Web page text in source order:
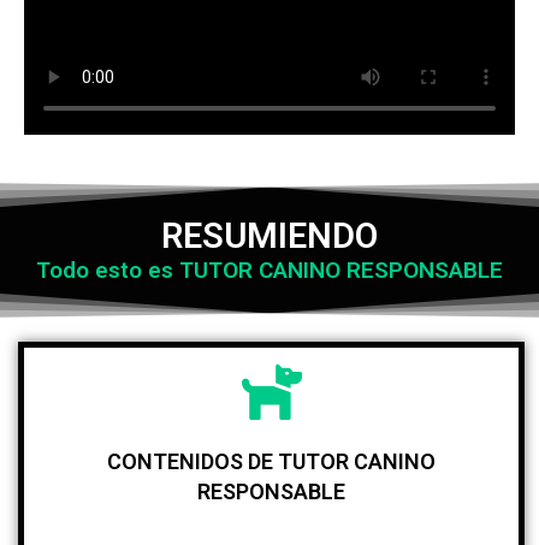
RESUMIENDO
Todo esto es TUTOR CANINO RESPONSABLE
CONTENIDOS DE TUTOR CANINO
RESPONSABLE